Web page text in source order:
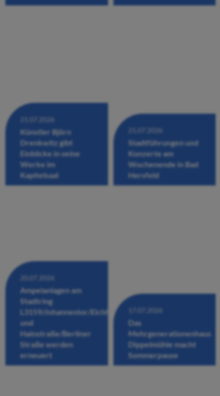
21.07.2026
Künstler Björn
Drenkwitz gibt
Einblicke in seine
Werke im
Kapitelsaal
21.07.2026
Stadtführungen und
Konzerte am
Wochenende in Bad
Hersfeld
20.07.2026
Ampelanlagen am
Stadtring
L3159/Johannestor/Eichhofstraße/Fuldastraße
und
Hainstraße/Berliner
Straße werden
erneuert
17.07.2026
Das
Mehrgenerationenhaus
Dippelmühle macht
Sommerpause